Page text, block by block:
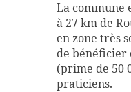
La commune
à 27 km de
en zone très
de bénéficier
(prime de 50
praticiens.